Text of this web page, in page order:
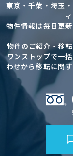
東京・千葉・埼玉
物件情報は毎日更
物件のご紹介・移
ワンストップで一
わせから移転に関